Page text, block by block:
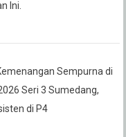
Ini.
Sempurna di
Seri 3 Sumedang,
di P4